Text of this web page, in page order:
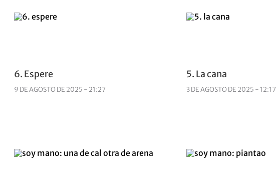
6. Espere
9 DE AGOSTO DE 2025 - 21:27
5. La cana
3 DE AGOSTO DE 2025 - 12:17